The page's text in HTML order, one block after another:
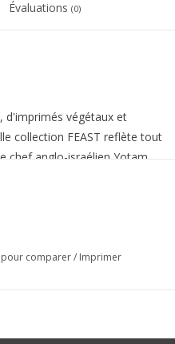
Évaluations (0)
d'imprimés végétaux et
collection FEAST reflète tout
chef anglo-israélien Yotam
d’assiettes, les couleurs
abstraite d'un poivron
comparer/ Imprimer